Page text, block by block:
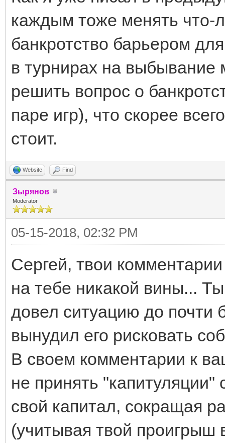
каждым тоже менять что-
банкротство барьером
в турнирах на выбывание
решить вопрос о
паре игр), что скорее
стоит.
Website Find
Зырянов
Moderator
05-15-2018, 02:32 PM
Сергей, твои
на тебе никакой вины...
довел ситуацию до почти
вынудил его рисковать
В своем комментарии к
не принять
свой капитал, сокращая
(учитывая твой проигрыш